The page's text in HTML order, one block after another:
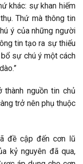
khác: sự khan hiếm
Thứ mà thông tin
ý của những người
tin tạo ra sự thiếu
sự chú ý một cách
thành nguồn tin chủ
trở nên phụ thuộc
đề cập đến cơn lũ
kỷ nguyên đã qua,